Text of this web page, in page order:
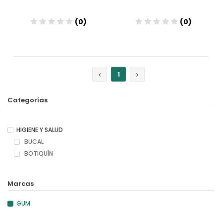
(0) (0)
1
Categorías
HIGIENE Y SALUD
BUCAL
BOTIQUÍN
Marcas
GUM